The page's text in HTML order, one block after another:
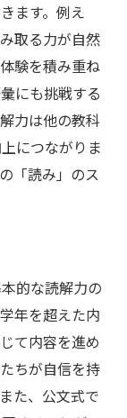
ます。例え
取る力が自然
験を積み重ね
にも挑戦する
力は他の教科
につながりま
「読み」のス
的な読解力の
年を超えた内
て内容を進め
ちが自信を持
た、公文式で